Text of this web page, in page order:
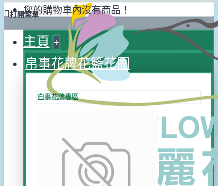
您的購物車內沒有商品！
打開菜單
主頁 +
帛事花牌花籃花圈
白事花牌專區